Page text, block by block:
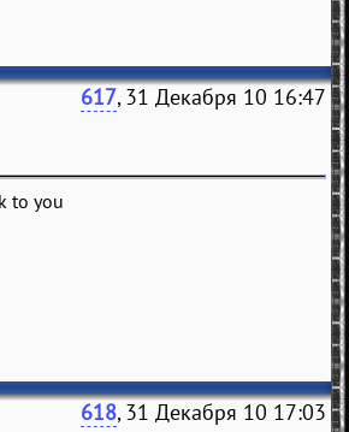
617, 31 Декабря 10 16:47
to you
618, 31 Декабря 10 17:03